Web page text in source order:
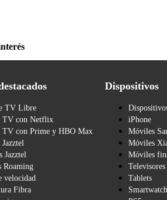
TV Libre
TV con Netflix
TV con Prime y HBO Max
Jazztel
Roaming
velocidad
Fibra
Dispositivos
iPhone
Móviles
Móviles
Móviles
Televisores
Tablets
Smartwatch